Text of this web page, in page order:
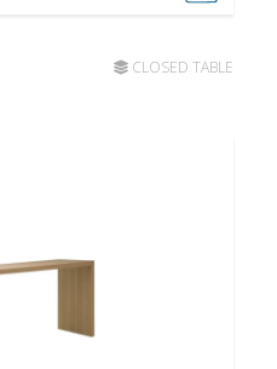
CLOSED TABLE